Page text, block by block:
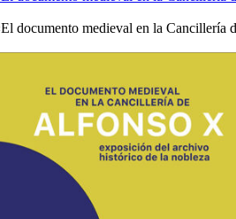
documento medieval en la Cancillería